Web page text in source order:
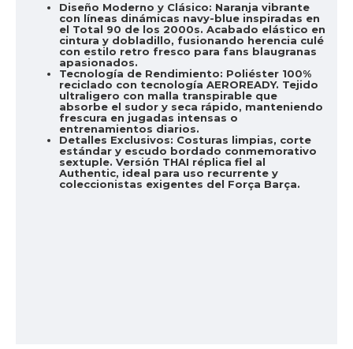
Diseño Moderno y Clásico: Naranja vibrante
con líneas dinámicas navy-blue inspiradas en
el Total 90 de los 2000s. Acabado elástico en
cintura y dobladillo, fusionando herencia culé
con estilo retro fresco para fans blaugranas
apasionados.
Tecnología de Rendimiento: Poliéster 100%
reciclado con tecnología AEROREADY. Tejido
ultraligero con malla transpirable que
absorbe el sudor y seca rápido, manteniendo
frescura en jugadas intensas o
entrenamientos diarios.
Detalles Exclusivos: Costuras limpias, corte
estándar y escudo bordado conmemorativo
sextuple. Versión THAI réplica fiel al
Authentic, ideal para uso recurrente y
coleccionistas exigentes del Força Barça.